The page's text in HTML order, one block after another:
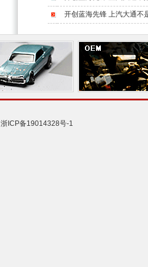
开创蓝海先锋 上汽大通不
浙ICP备19014328号-1